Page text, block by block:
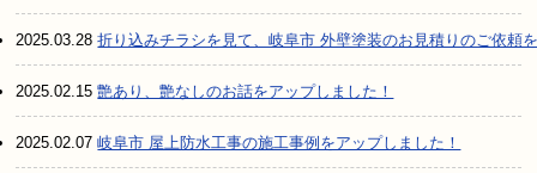
2025.03.28折り込みチラシを見て、岐阜市 外壁塗装のお見積りのご依頼
2025.02.15艶あり、艶なしのお話をアップしました！
2025.02.07岐阜市 屋上防水工事の施工事例をアップしました！